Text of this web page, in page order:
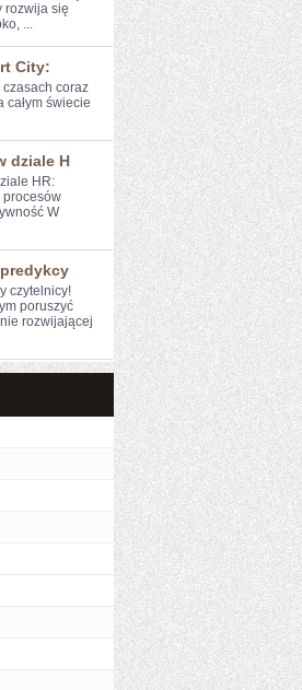
rozwija się
...
City:
coraz
całym świecie
dziale H
HR:
procesów‌
W⁣
czytelnicy!
poruszyć
rozwijającej